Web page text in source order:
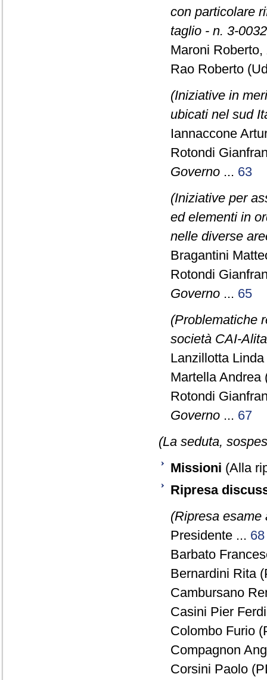
con particolare
taglio - n. 3-
Maroni Roberto,
Rao Roberto
(Iniziative in
ubicati nel sud
Iannaccone
Rotondi
Governo ... 63
(Iniziative per
ed elementi in
nelle diverse
Bragantini
Rotondi
Governo ... 65
(Problematiche
società CAI-
Lanzillotta
Martella
Rotondi
Governo ... 67
(La seduta,
Missioni (Alla
Ripresa
(Ripresa esame
Presidente ... 68
Barbato
Bernardini Rita
Cambursano
Casini Pier
Colombo Furio
Compagnon
Corsini Paolo